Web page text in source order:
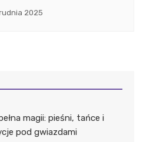
2025
magii: pieśni, tańce i
pod gwiazdami